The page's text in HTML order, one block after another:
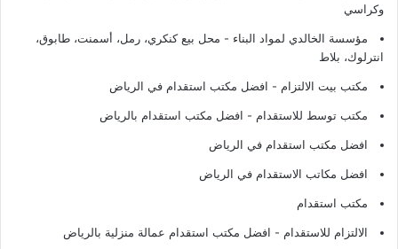
وكراسي
مؤسسة الخالدي لمواد البناء - محل بيع كنكري، رمل، أسمنت، طابوق،
انترلوك، بلاط
مكتب بيت الالتزام - افضل مكتب استقدام في الرياض
مكتب توسط للاستقدام - افضل مكتب استقدام بالرياض
افضل مكتب استقدام في الرياض
افضل مكاتب الاستقدام في الرياض
مكتب استقدام
الالتزام للاستقدام - افضل مكتب استقدام عمالة منزلية بالرياض